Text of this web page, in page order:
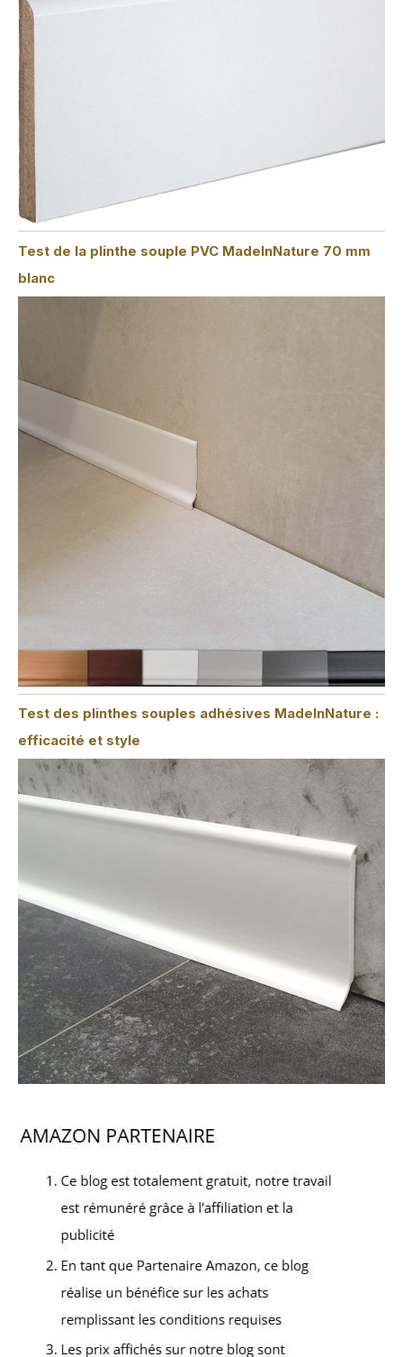
Test de la plinthe souple PVC MadeInNature 70 mm
blanc
Test des plinthes souples adhésives MadeInNature :
efficacité et style